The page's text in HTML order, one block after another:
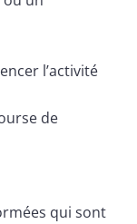
l’activité
de
qui sont